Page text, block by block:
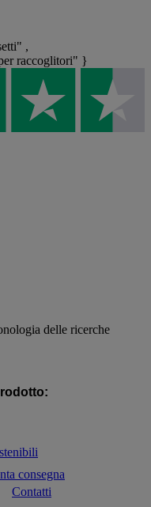
,
raccoglitori" }
delle ricerche
consegna
Contatti